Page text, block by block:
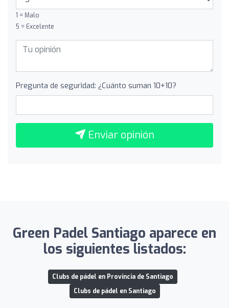
1 = Malo
5 = Excelente
Pregunta de seguridad: ¿Cuánto suman 10+10?
Enviar opinión
Green Padel Santiago aparece en
los siguientes listados:
Clubs de pádel en Provincia de Santiago
Clubs de pádel en Santiago